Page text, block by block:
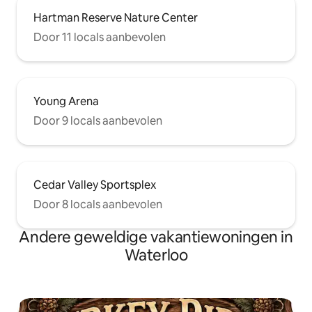
Hartman Reserve Nature Center
Door 11 locals aanbevolen
Young Arena
Door 9 locals aanbevolen
Cedar Valley Sportsplex
Door 8 locals aanbevolen
Andere geweldige vakantiewoningen in
Waterloo